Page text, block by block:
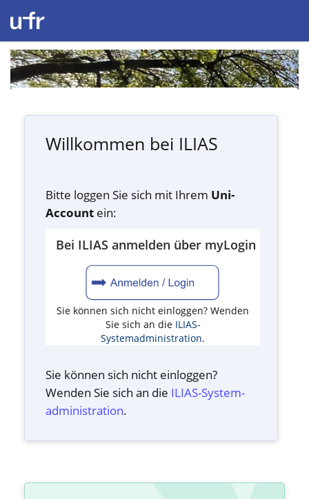
Willkommen bei ILIAS
Bitte loggen Sie sich mit Ihrem Uni-
Account ein:
Bei ILIAS anmelden über myLogin
Sie können sich nicht einloggen? Wenden
Sie sich an die ILIAS-
Systemadministration.
Sie können sich nicht einloggen?
Wenden Sie sich an die ILIAS-System­
administration.